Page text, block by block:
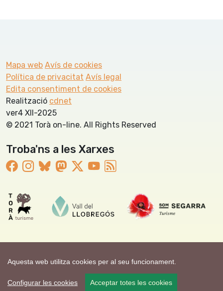
Aquesta web utilitza cookies per al seu funcionament.
Configurar les cookies Acceptar totes les cookies
Mapa web Avís de cookies
Política de privacitat Avís legal
Edita consentiment de cookies
Realització cdnet
ver4 XII-2025
© 2021 Torà on-line. All Rights Reserved
Troba'ns a les Xarxes